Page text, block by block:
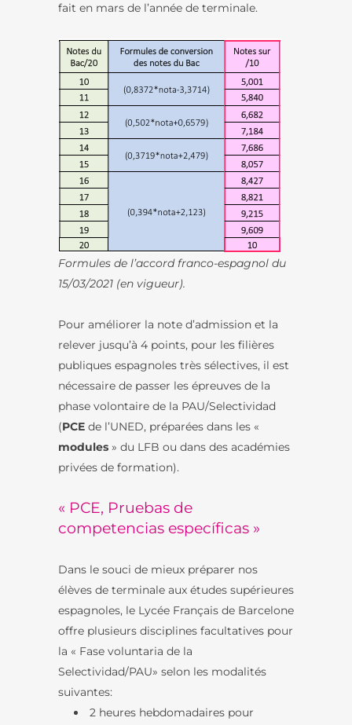
fait en mars de l’année de terminale.
Formules de l’accord franco-espagnol du
15/03/2021 (en vigueur).
Pour améliorer la note d’admission et la
relever jusqu’à 4 points, pour les filières
publiques espagnoles très sélectives, il est
nécessaire de passer les épreuves de la
phase volontaire de la PAU/Selectividad
(PCE de l’UNED, préparées dans les «
modules » du LFB ou dans des académies
privées de formation).
« PCE, Pruebas de
competencias específicas »
Dans le souci de mieux préparer nos
élèves de terminale aux études supérieures
espagnoles, le Lycée Français de Barcelone
offre plusieurs disciplines facultatives pour
la « Fase voluntaria de la
Selectividad/PAU» selon les modalités
suivantes:
2 heures hebdomadaires pour